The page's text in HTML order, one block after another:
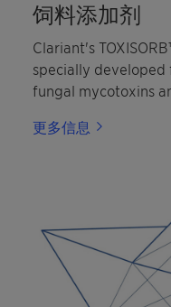
饲料添加剂
Clariant's
specially
fungal mycotoxins
may produce damaging
compounds which
fungi belonging to
Penicillium and
fungi grow on grain
更多信息